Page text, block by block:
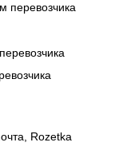
перевозчика
Rozetka